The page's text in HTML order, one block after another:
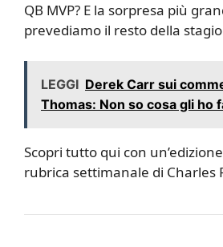
QB MVP? E la sorpresa più
prevediamo il resto della
LEGGI Derek Carr sui
Thomas: Non so cosa gli ho
Scopri tutto qui con
rubrica settimanale di Charles